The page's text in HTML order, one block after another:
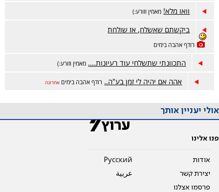
וואו מלא! מאמין וזורע:)
ביקשתם שאשלח, אז שולחת
רודף אהבה בימים
התכוונתי שתשלחי עוד רעיונות.... מאמין וזורע:)
אהה אם יהיה לי זמן בע"ה.. רודף אהבה בימים אחרונה
אולי יעניין אותך
פנו אלינו
אודות
יצירת קשר
פרסמו אצלנו
Pусский
عربية